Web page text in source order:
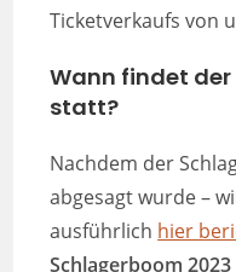
Ticketverkaufs von
Wann findet
statt?
Nachdem der
abgesagt wurde –
ausführlich hier
Schlagerboom 2023